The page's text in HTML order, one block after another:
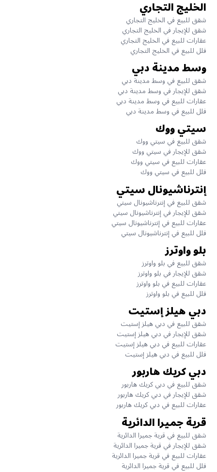
الخليج التجاري
شقق للبيع في الخليج التجاري
شقق للإيجار في الخليج التجاري
عقارات للبيع في الخليج التجاري
فلل للبيع في الخليج التجاري
وسط مدينة دبي
شقق للبيع في وسط مدينة دبي
شقق للإيجار في وسط مدينة دبي
عقارات للبيع في وسط مدينة دبي
فلل للبيع في وسط مدينة دبي
سيتي ووك
شقق للبيع في سيتي ووك
شقق للإيجار في سيتي ووك
عقارات للبيع في سيتي ووك
فلل للبيع في سيتي ووك
إنترناشيونال سيتي
شقق للبيع في إنترناشيونال سيتي
شقق للإيجار في إنترناشيونال سيتي
عقارات للبيع في إنترناشيونال سيتي
فلل للبيع في إنترناشيونال سيتي
بلو واوترز
شقق للبيع في بلو واوترز
شقق للإيجار في بلو واوترز
عقارات للبيع في بلو واوترز
فلل للبيع في بلو واوترز
دبي هيلز إستيت
شقق للبيع في دبي هيلز إستيت
شقق للإيجار في دبي هيلز إستيت
عقارات للبيع في دبي هيلز إستيت
فلل للبيع في دبي هيلز إستيت
دبي كريك هاربور
شقق للبيع في دبي كريك هاربور
شقق للإيجار في دبي كريك هاربور
عقارات للبيع في دبي كريك هاربور
قرية جميرا الدائرية
شقق للبيع في قرية جميرا الدائرية
شقق للإيجار في قرية جميرا الدائرية
عقارات للبيع في قرية جميرا الدائرية
فلل للبيع في قرية جميرا الدائرية